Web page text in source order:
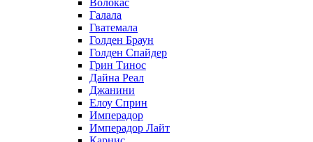
Волокас
Галала
Гватемала
Голден Браун
Голден Спайдер
Грин Тинос
Дайна Реал
Джанини
Елоу Сприн
Имперадор
Имперадор Лайт